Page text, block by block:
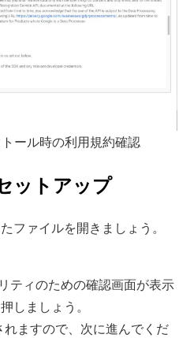
ール時の利用規約確認
ットアップ
ファイルを開きましょう。
ティのための確認画面が表示
しましょう。
ますので、次に進んでくだ